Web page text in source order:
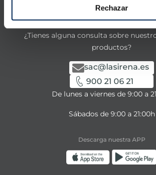
Rechazar
Contacta con
¿Tienes alguna consulta sobre
productos?
sac@lasirena.es
900 21 06 21
De lunes a viernes de 9:00 a
Sábados de 9:00 a 21:00h
Descarga nuestra APP